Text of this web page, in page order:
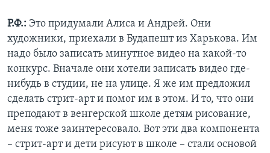
Р.Ф.: Это придумали Алиса и Андрей. Они
художники, приехали в Будапешт из Харькова. Им
надо было записать минутное видео на какой-то
конкурс. Вначале они хотели записать видео где-
нибудь в студии, не на улице. Я же им предложил
сделать стрит-арт и помог им в этом. И то, что они
преподают в венгерской школе детям рисование,
меня тоже заинтересовало. Вот эти два компонента
– стрит-арт и дети рисуют в школе – стали основой